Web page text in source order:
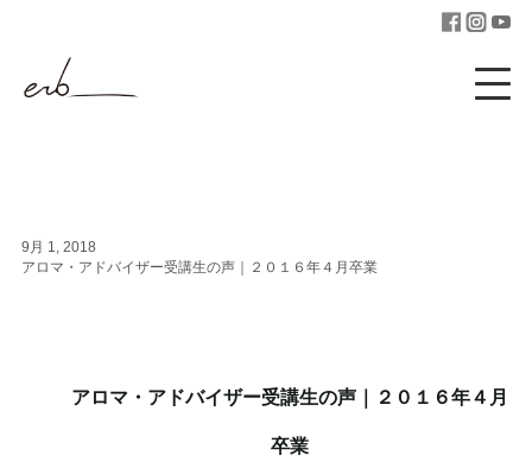
9月 1, 2018
アロマ・アドバイザー受講生の声｜２０１６年４月卒業
アロマ・アドバイザー受講生の声｜２０１６年４月
卒業